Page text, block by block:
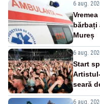
6 aug.
bărbați
Mureș
6 aug.
Start
seară
6 aug.